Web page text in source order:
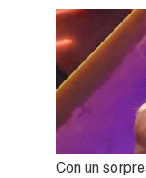
Con un